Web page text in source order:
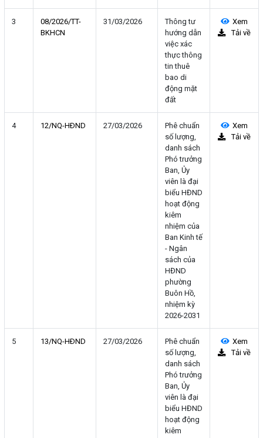
3
08/2026/TT-
BKHCN
31/03/2026
Thông tư
hướng dẫn
việc xác
thực thông
tin thuê
bao di
động mặt
đất
Xem
Tải về
4 12/NQ-HÐND 27/03/2026
Phê chuẩn
số lượng,
danh sách
Phó trưởng
Ban, Ủy
viên là đại
biểu HĐND
hoạt động
kiêm
nhiệm của
Ban Kinh tế
- Ngân
sách của
HĐND
phường
Buôn Hồ,
nhiệm kỳ
2026-2031
Xem
Tải về
5 13/NQ-HÐND 27/03/2026
Phê chuẩn
số lượng,
danh sách
Phó trưởng
Ban, Ủy
viên là đại
biểu HĐND
hoạt động
kiêm
Xem
Tải về